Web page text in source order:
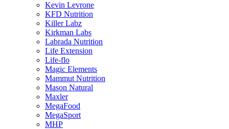
Kevin Levrone
KFD Nutrition
Killer Labz
Kirkman Labs
Labrada Nutrition
Life Extension
Life-flo
Magic Elements
Mammut Nutrition
Mason Natural
Maxler
MegaFood
MegaSport
MHP